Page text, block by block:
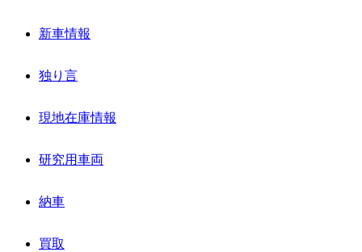
新車情報
独り言
現地在庫情報
研究用車両
納車
買取